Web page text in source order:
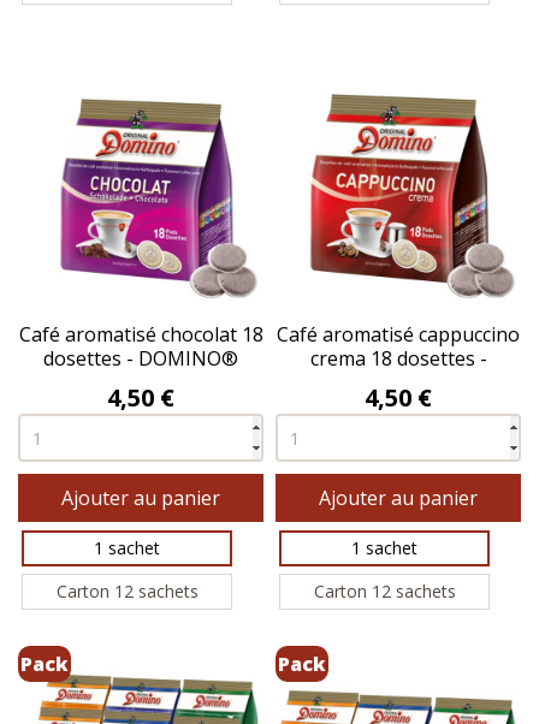
Café aromatisé chocolat 18
dosettes - DOMINO®
Prix
4,50 €
Ajouter au panier
1 sachet
Carton 12 sachets
Café aromatisé cappuccino
crema 18 dosettes -
Prix
4,50 €
Ajouter au panier
1 sachet
Carton 12 sachets
Pack Pack